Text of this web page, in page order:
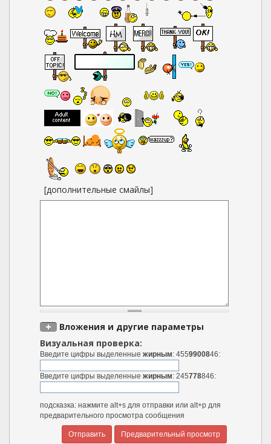
[дополнительные смайлы]
Вложения и другие параметры
Визуальная проверка:
Введите цифры выделенныежирным: 4559900846:
Введите цифры выделенныежирным: 245778846:
подсказка: нажмите alt+s для отправки или alt+p для
предварительного просмотра сообщения